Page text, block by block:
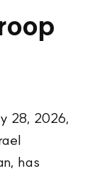
28, 2026,
has